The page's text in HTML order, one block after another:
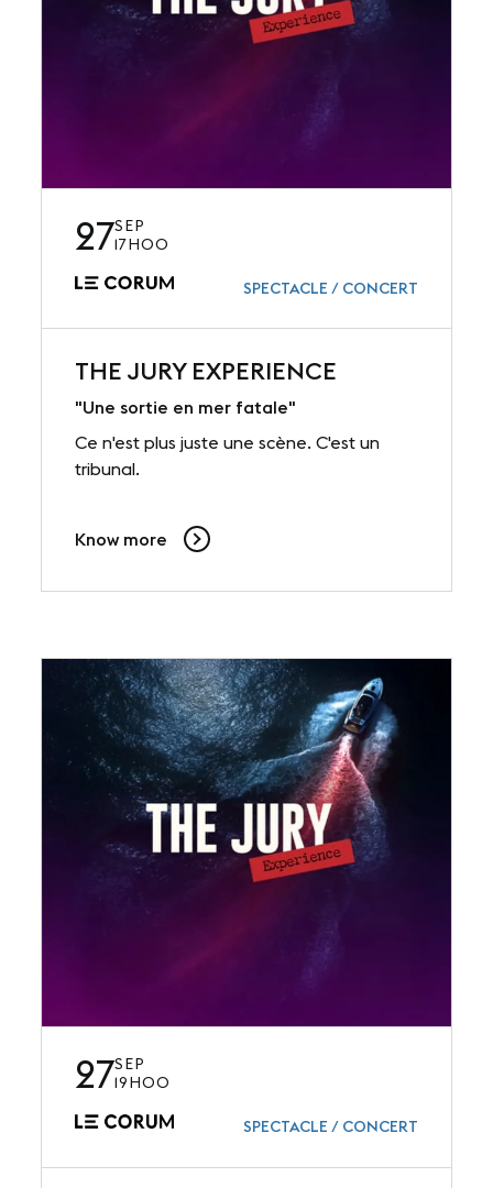
27SEP
17H00
SPECTACLE / CONCERT
THE JURY EXPERIENCE
"Une sortie en mer fatale"
Ce n'est plus juste une scène. C'est un
tribunal.
Know more
27SEP
19H00
SPECTACLE / CONCERT